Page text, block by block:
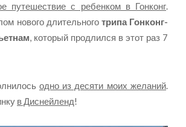
путешествие с ребенком в Гонконг.
нового длительного трипа Гонконг-
, который продлился в этот раз 7
одно из десяти моих желаний.
в Диснейленд!